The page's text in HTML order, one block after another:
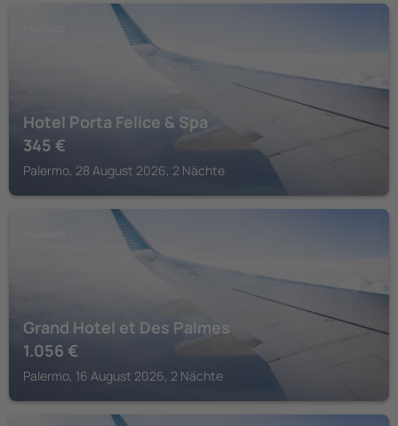
Hotel Porta Felice & Spa
345 €
Palermo, 28 August 2026, 2 Nächte
Grand Hotel et Des Palmes
1.056 €
Palermo, 16 August 2026, 2 Nächte